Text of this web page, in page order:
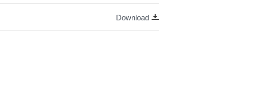
Download